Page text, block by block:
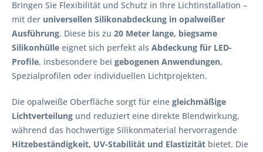
Bringen Sie Flexibilität und Schutz in Ihre Lichtinstallation –
mit der universellen Silikonabdeckung in opalweißer
Ausführung. Diese bis zu 20 Meter lange, biegsame
Silikonhülle eignet sich perfekt als Abdeckung für LED-
Profile, insbesondere bei gebogenen Anwendungen,
Spezialprofilen oder individuellen Lichtprojekten.
Die opalweiße Oberfläche sorgt für eine gleichmäßige
Lichtverteilung und reduziert eine direkte Blendwirkung,
während das hochwertige Silikonmaterial hervorragende
Hitzebeständigkeit, UV-Stabilität und Elastizität bietet. Die